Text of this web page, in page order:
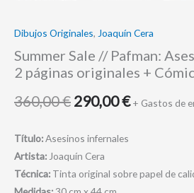
Dibujos Originales, Joaquín Cera
Summer Sale // Pafman:
2 páginas originales +
360,00€ 290,00€ + Gastos de
Título:Asesinos infernales
Artista: Joaquín Cera
Técnica: Tinta original sobre papel de